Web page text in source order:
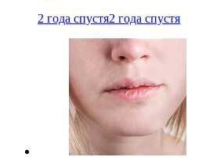
2 года спустя2 года спустя